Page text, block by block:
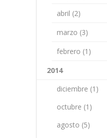
abril (2)
marzo (3)
febrero (1)
2014
diciembre (1)
octubre (1)
agosto (5)